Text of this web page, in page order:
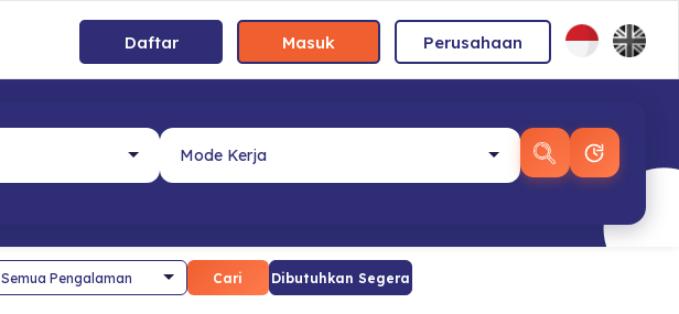
Daftar Masuk Perusahaan
Cari Dibutuhkan Segera